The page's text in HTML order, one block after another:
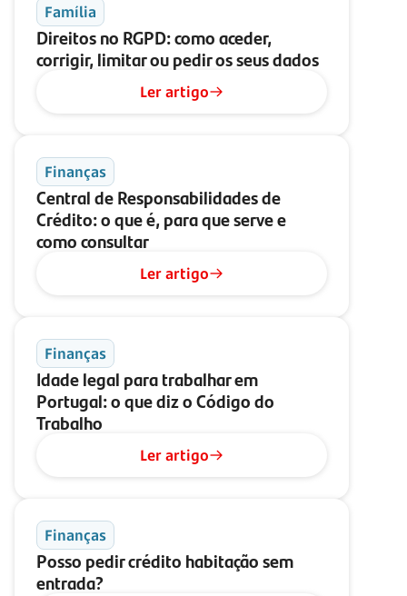
Família
Direitos no RGPD: como aceder,
corrigir, limitar ou pedir os seus dados
Ler artigo
Finanças
Central de Responsabilidades de
Crédito: o que é, para que serve e
como consultar
Ler artigo
Finanças
Idade legal para trabalhar em
Portugal: o que diz o Código do
Trabalho
Ler artigo
Finanças
Posso pedir crédito habitação sem
entrada?